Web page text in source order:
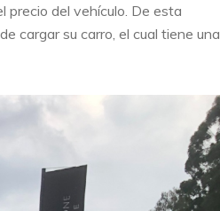
precio del vehículo. De esta
cargar su carro, el cual tiene una